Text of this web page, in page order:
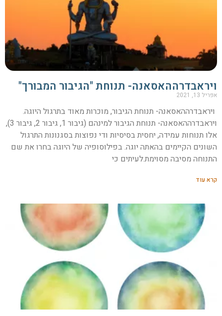
ויראבדרההאסאנה- תנוחת "הגיבור המבורך"
אפריל 13, 2021
ויראבדרההאסאנה- תנוחת הגיבור, מוכרות מאוד בתרגול היוגה.
ויראבדרההאסאנה- תנוחת הגיבור למינהם (גיבור 1, גיבור 2, גיבור 3),
אלו תנוחות עמידה, יחסית בסיסיות ודי נפוצות בסגנונות התרגול
השונים הקיימים בהאתה יוגה. בפילוסופיה של היוגה בחרו את שם
התנוחה מסיבה מסוימת.לעיתים כי
קרא עוד